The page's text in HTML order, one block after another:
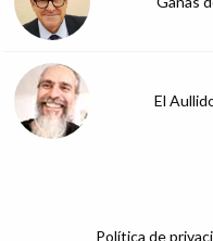
El
Política de